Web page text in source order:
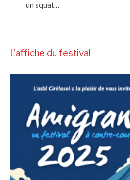
un squat…
L’affiche du festival